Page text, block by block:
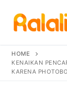
content
HOME
KENAIKAN
KARENA